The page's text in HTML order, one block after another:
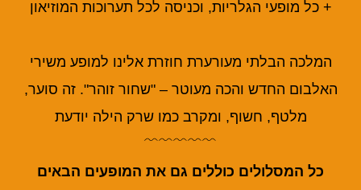
+ כל מופעי הגלריות, וכניסה לכל תערוכות המוזיאון
המלכה הבלתי מעורערת חוזרת אלינו למופע משירי
האלבום החדש והכה מעוטר – "שחור זוהר". זה סוער,
מלטף, חשוף, ומקרב כמו שרק הילה יודעת
﹌﹌﹌﹌﹌
כל המסלולים כוללים גם את המופעים הבאים